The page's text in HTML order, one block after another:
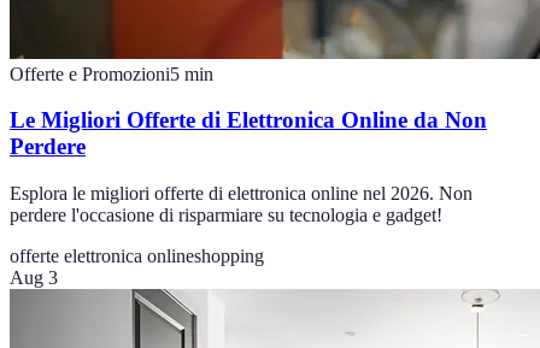
Offerte e Promozioni5 min
Le Migliori Offerte di Elettronica Online da Non
Perdere
Esplora le migliori offerte di elettronica online nel 2026. Non
perdere l'occasione di risparmiare su tecnologia e gadget!
offerte elettronica onlineshopping
Aug 3